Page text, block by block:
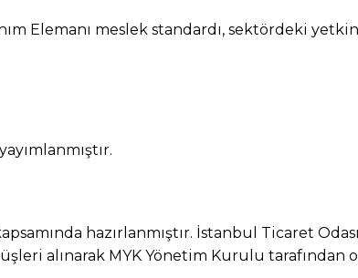
Elemanı meslek standardı, sektördeki
hazırlanmıştır. İstanbul Ticaret
alınarak MYK Yönetim Kurulu tarafından